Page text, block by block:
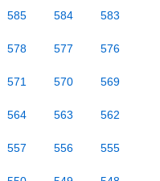
585 584 583
578 577 576
571 570 569
564 563 562
557 556 555